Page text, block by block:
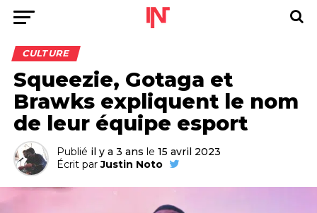
CULTURE
Squeezie, Gotaga et
Brawks expliquent le nom
de leur équipe esport
Publié il y a 3 ans le 15 avril 2023
Écrit par Justin Noto